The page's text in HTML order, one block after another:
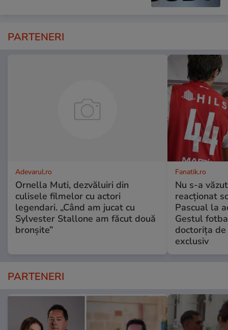
PARTENERI
Adevarul.ro
Ornella Muti, dezvăluiri din
culisele filmelor cu actori
legendari. „Când am jucat cu
Sylvester Stallone am făcut două
bronșite”
Fanatik.ro
Nu s-a
reacţionat
Pascual la
Gestul
doctoriţa
exclusiv
PARTENERI